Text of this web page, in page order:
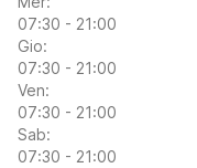
07:30 - 21:00
Gio:
07:30 - 21:00
Ven:
07:30 - 21:00
Sab:
07:30 - 21:00